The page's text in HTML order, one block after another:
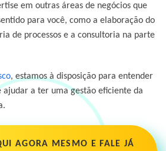
em outras áreas de negócios que
para você, como a elaboração do
de processos e a consultoria na parte
, estamos à disposição para entender
ajudar a ter uma gestão eficiente da
AGORA MESMO E FALE JÁ